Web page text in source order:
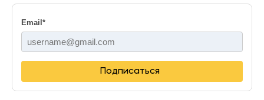
Email *
Подписаться